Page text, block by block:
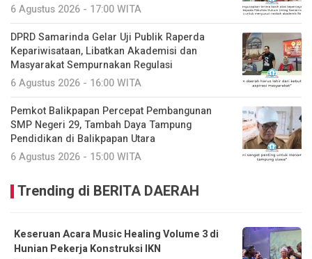
6 Agustus 2026 - 17:00 WITA
DPRD Samarinda Gelar Uji Publik Raperda
Kepariwisataan, Libatkan Akademisi dan
Masyarakat Sempurnakan Regulasi
6 Agustus 2026 - 16:00 WITA
Pemkot Balikpapan Percepat Pembangunan
SMP Negeri 29, Tambah Daya Tampung
Pendidikan di Balikpapan Utara
6 Agustus 2026 - 15:00 WITA
Trending di BERITA DAERAH
Keseruan Acara Music Healing Volume 3 di
Hunian Pekerja Konstruksi IKN